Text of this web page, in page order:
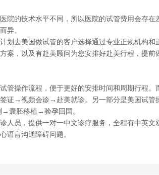
的技术水平不同，所以医院的试管费用会存在
异。
去美国做试管的客户选择通过专业正规机构和
案，以及有赴美顾问为您安排好赴美行程，提前
操作流程，便于更好的安排时间和周期行程。
证→视频会诊→赴美就诊。另一部分是美国试管
囊胚移植→验孕回国。
员，提供一对一中文诊疗服务，全程有中英文
语言沟通障碍问题。